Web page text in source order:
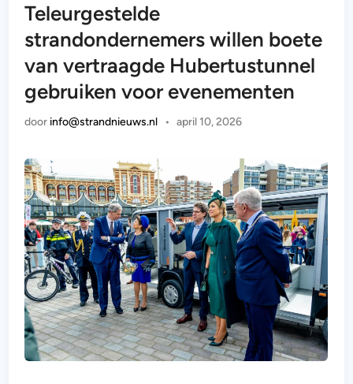
Teleurgestelde
strandondernemers willen boete
van vertraagde Hubertustunnel
gebruiken voor evenementen
door info@strandnieuws.nl • april 10, 2026